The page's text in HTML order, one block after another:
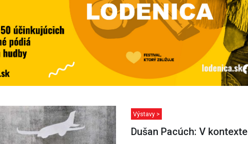
Výstavy >
Dušan Pacúch: V kontexte